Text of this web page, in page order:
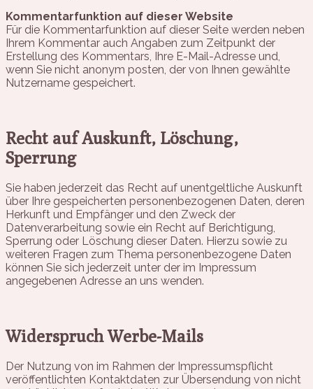
Kommentarfunktion auf dieser Website
Für die Kommentarfunktion auf dieser Seite werden neben
Ihrem Kommentar auch Angaben zum Zeitpunkt der
Erstellung des Kommentars, Ihre E-Mail-Adresse und,
wenn Sie nicht anonym posten, der von Ihnen gewählte
Nutzername gespeichert.
Recht auf Auskunft, Löschung,
Sperrung
Sie haben jederzeit das Recht auf unentgeltliche Auskunft
über Ihre gespeicherten personenbezogenen Daten, deren
Herkunft und Empfänger und den Zweck der
Datenverarbeitung sowie ein Recht auf Berichtigung,
Sperrung oder Löschung dieser Daten. Hierzu sowie zu
weiteren Fragen zum Thema personenbezogene Daten
können Sie sich jederzeit unter der im Impressum
angegebenen Adresse an uns wenden.
Widerspruch Werbe-Mails
Der Nutzung von im Rahmen der Impressumspflicht
veröffentlichten Kontaktdaten zur Übersendung von nicht